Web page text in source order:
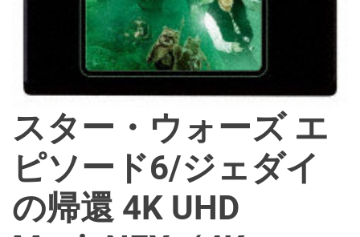
スター・ウォーズ エ
ピソード6/ジェダイ
の帰還 4K UHD